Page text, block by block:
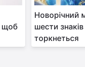
щоб
Новорічний
шести
торкнеться